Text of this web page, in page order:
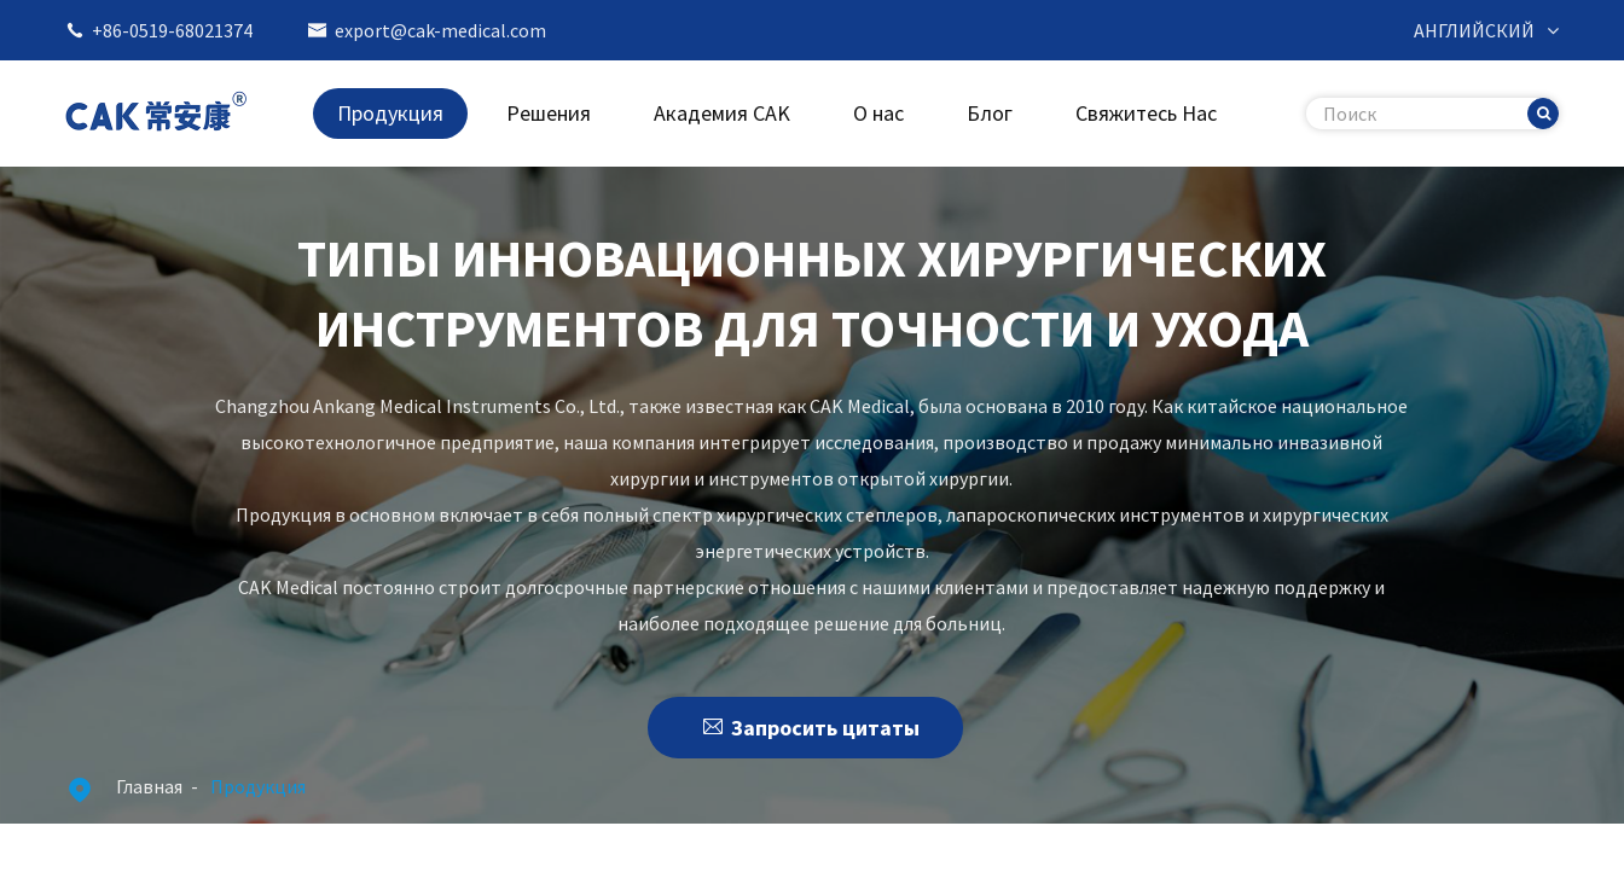
 +86-0519-68021374  export@cak-medical.com АНГЛИЙСКИЙ
Продукция Решения Академия CAK О нас Блог Свяжитесь Нас
ТИПЫ ИННОВАЦИОННЫХ ХИРУРГИЧЕСКИХ
ИНСТРУМЕНТОВ ДЛЯ ТОЧНОСТИ И УХОДА
Changzhou Ankang Medical Instruments Co., Ltd., также известная как CAK Medical, была основана в 2010 году. Как китайское национальное
высокотехнологичное предприятие, наша компания интегрирует исследования, производство и продажу минимально инвазивной
хирургии и инструментов открытой хирургии.
Продукция в основном включает в себя полный спектр хирургических степлеров, лапароскопических инструментов и хирургических
энергетических устройств.
CAK Medical постоянно строит долгосрочные партнерские отношения с нашими клиентами и предоставляет надежную поддержку и
наиболее подходящее решение для больниц.
 Запросить цитаты
 Главная Продукция